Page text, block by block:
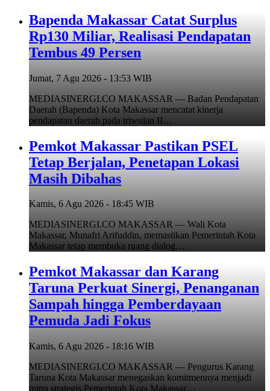
Bapenda Makassar Catat Surplus
Rp130 Miliar, Realisasi Pendapatan
Tembus 49 Persen
Jumat, 7 Agu 2026 - 13:53 WIB
MEDIASINERGI.CO MAKASSAR — Badan Pendapatan
Daerah (Bapenda) Kota Makassar mencatat kinerja
pendapatan daerah pada triwulan II…
Pemkot Makassar Pastikan PSEL
Tetap Berjalan, Penetapan Lokasi
Masih Dibahas
Kamis, 6 Agu 2026 - 18:45 WIB
MEDIASINERGI.CO MAKASSAR — Wali Kota
Makassar, Munafri Arifuddin, memastikan Pemerintah Kota
Makassar tetap membuka ruang dialog…
Pemkot Makassar dan Karang
Taruna Perkuat Sinergi, Penanganan
Sampah hingga Pemberdayaan
Pemuda Jadi Fokus
Kamis, 6 Agu 2026 - 18:16 WIB
MEDIASINERGI.CO MAKASSAR — Pengurus Karang
Taruna Kota Makassar menegaskan komitmennya menjadi
mitra strategis Pemerintah Kota Makassar…